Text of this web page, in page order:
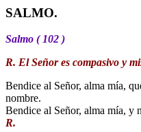
SALMO.
Salmo ( 102 )
R. El Señor es compasivo y
Bendice al Señor, alma mía,
nombre.
Bendice al Señor, alma mía, y
R.